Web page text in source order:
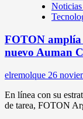
FOTON amplía
nuevo Auman
elremolque 26
En línea con su
de tarea, FOTON